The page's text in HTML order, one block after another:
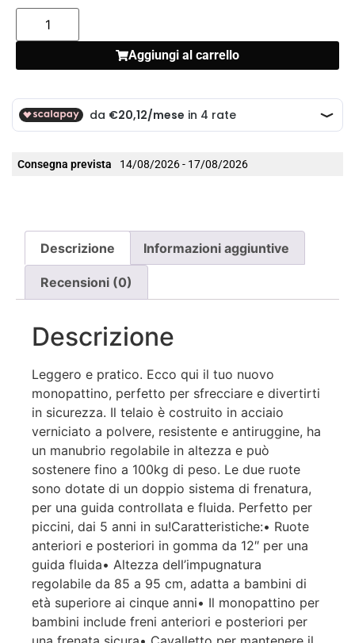
Aggiungi al carrello
Consegna prevista 14/08/2026 - 17/08/2026
Descrizione Informazioni aggiuntive
Recensioni (0)
Descrizione
Leggero e pratico. Ecco qui il tuo nuovo
monopattino, perfetto per sfrecciare e divertirti
in sicurezza. Il telaio è costruito in acciaio
verniciato a polvere, resistente e antiruggine, ha
un manubrio regolabile in altezza e può
sostenere fino a 100kg di peso. Le due ruote
sono dotate di un doppio sistema di frenatura,
per una guida controllata e fluida. Perfetto per
piccini, dai 5 anni in su!Caratteristiche:• Ruote
anteriori e posteriori in gomma da 12″ per una
guida fluida• Altezza dell’impugnatura
regolabile da 85 a 95 cm, adatta a bambini di
età superiore ai cinque anni• Il monopattino per
bambini include freni anteriori e posteriori per